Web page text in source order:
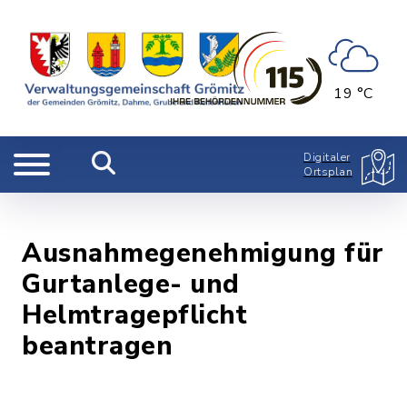
19 °C
Digitaler
Ortsplan
Ausnahmegenehmigung für
Gurtanlege- und
Helmtragepflicht
beantragen